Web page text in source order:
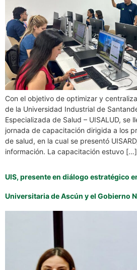
Con el objetivo de optimizar y
de la Universidad Industrial de
Especializada de Salud – UISALUD, se
jornada de capacitación dirigida a los
de salud, en la cual se presentó
información. La capacitación estuvo […]
UIS, presente en diálogo estratégico
Universitaria de Ascún y el Gobierno